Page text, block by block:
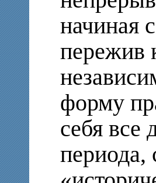
начиная
пережив
форму
себя все
периода,